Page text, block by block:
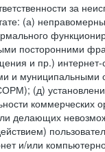
за
(а)
посторонними
и пр.)
и
(д)
коммерческих
делающих
и/или